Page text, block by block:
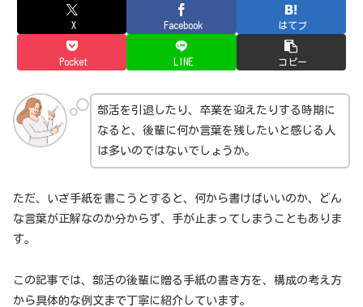
X Facebook はてブ
Pocket LINE コピー
部活を引退したり、卒業を迎えたりする時期に
なると、後輩に何か言葉を残したいと感じる人
は多いのではないでしょうか。
ただ、いざ手紙を書こうとすると、何から書けばいいのか、どん
な言葉が正解なのか分からず、手が止まってしまうこともありま
す。
この記事では、部活の後輩に贈る手紙の書き方を、構成の考え方
から具体的な例文まで丁寧に紹介しています。